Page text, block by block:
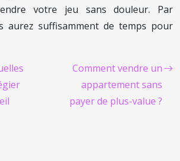
votre jeu sans douleur. Par
aurez suffisamment de temps pour
Comment vendre un
appartement sans
payer de plus-value ?